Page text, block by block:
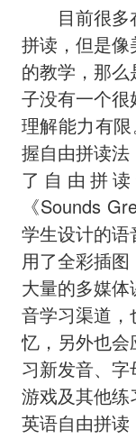
目前很多
拼读，但是
的教学，那
子没有一个很
理解能力有
握自由拼读
了自由拼
《Sounds
学生设计的
用了全彩插
大量的多媒
音学习渠道
忆，另外也
习新发音、
游戏及其他
英语自由拼读